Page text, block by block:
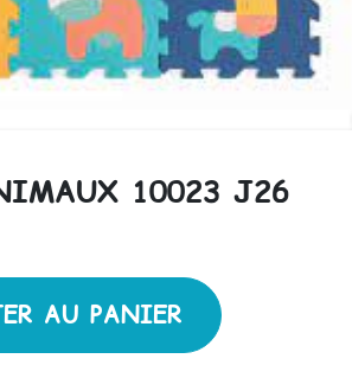
10023 J26
AU PANIER